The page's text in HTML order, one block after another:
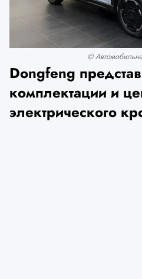
©
Dongfeng
комплектации и
электрического